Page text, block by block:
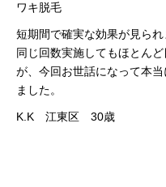
ワキ脱毛
短期間で確実な効果が見ら
同じ回数実施してもほとん
が、今回お世話になって本
ました。
K.K 江東区 30歳